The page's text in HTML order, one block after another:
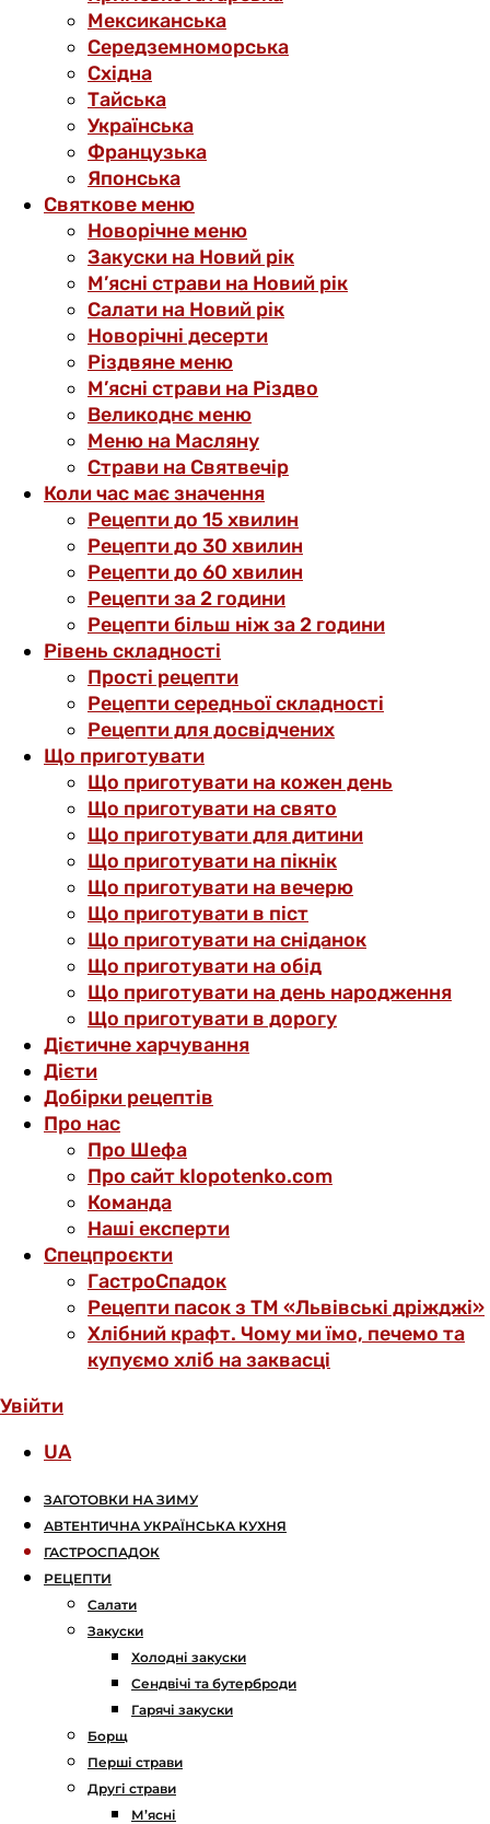
Мексиканська
Середземноморська
Східна
Тайська
Українська
Французька
Японська
Святкове меню
Новорічне меню
Закуски на Новий рік
М’ясні страви на Новий рік
Салати на Новий рік
Новорічні десерти
Різдвяне меню
М’ясні страви на Різдво
Великоднє меню
Меню на Масляну
Страви на Святвечір
Коли час має значення
Рецепти до 15 хвилин
Рецепти до 30 хвилин
Рецепти до 60 хвилин
Рецепти за 2 години
Рецепти більш ніж за 2 години
Рівень складності
Прості рецепти
Рецепти середньої складності
Рецепти для досвідчених
Що приготувати
Що приготувати на кожен день
Що приготувати на свято
Що приготувати для дитини
Що приготувати на пікнік
Що приготувати на вечерю
Що приготувати в піст
Що приготувати на сніданок
Що приготувати на обід
Що приготувати на день народження
Що приготувати в дорогу
Дієтичне харчування
Дієти
Добірки рецептів
Про нас
Про Шефа
Про сайт klopotenko.com
Команда
Наші експерти
Спецпроєкти
ГастроСпадок
Рецепти пасок з ТМ «Львівські дріжджі»
Хлібний крафт. Чому ми їмо, печемо та
купуємо хліб на заквасці
Увійти
UA
ЗАГОТОВКИ НА ЗИМУ
АВТЕНТИЧНА УКРАЇНСЬКА КУХНЯ
ГАСТРОСПАДОК
РЕЦЕПТИ
Салати
Закуски
Холодні закуски
Сендвічі та бутерброди
Гарячі закуски
Борщ
Перші страви
Другі страви
М’ясні